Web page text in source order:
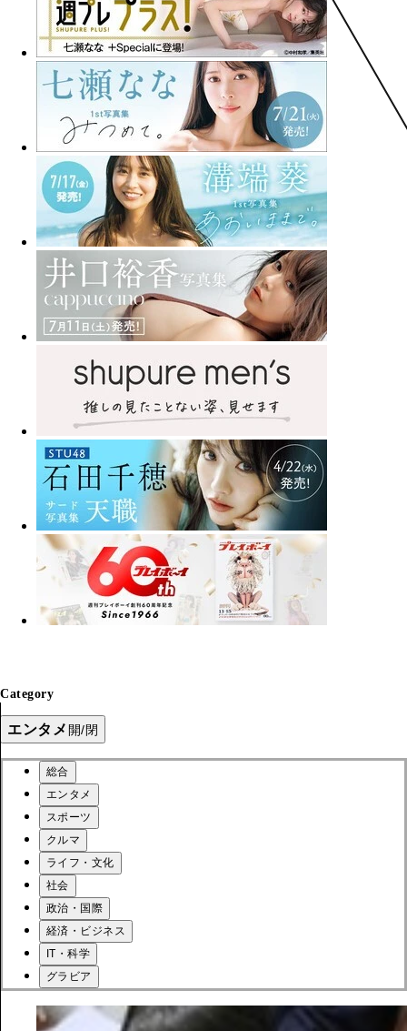
Category
エンタメ 開/閉
総合
エンタメ
スポーツ
クルマ
ライフ・文化
社会
政治・国際
経済・ビジネス
IT・科学
グラビア